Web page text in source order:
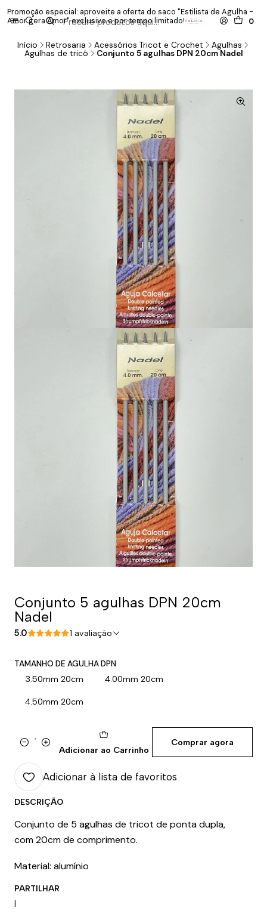
0
Promoção especial: aproveite a oferta do saco "Estilista de Agulha -
Amor gera Amor" exclusivo e por tempo limitado!
Início Retrosaria Acessórios Tricot e Crochet
Agulhas
Agulhas de tricô
Conjunto 5 agulhas DPN 20cm Nadel
Conjunto 5 agulhas DPN 20cm
Nadel
5.0 1 avaliação
TAMANHO DE AGULHA DPN
3.50mm 20cm 4.00mm 20cm
4.50mm 20cm
QuantidadeAdicionar ao Carrinho
Comprar agora
Adicionar à lista de favoritos
DESCRIÇÃO
Conjunto de 5 agulhas de tricot de ponta dupla,
com 20cm de comprimento.
Material: alumínio
PARTILHAR
|